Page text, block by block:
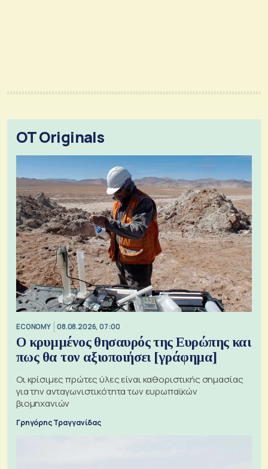
OT Originals
ECONOMY 08.08.2026, 07:00
Ο κρυμμένος θησαυρός της Ευρώπης και
πως θα τον αξιοποιήσει [γράφημα]
Οι κρίσιμες πρώτες ύλες είναι καθοριστικής σημασίας
για την ανταγωνιστικότητα των ευρωπαϊκών
βιομηχανιών
Γρηγόρης Τραγγανίδας